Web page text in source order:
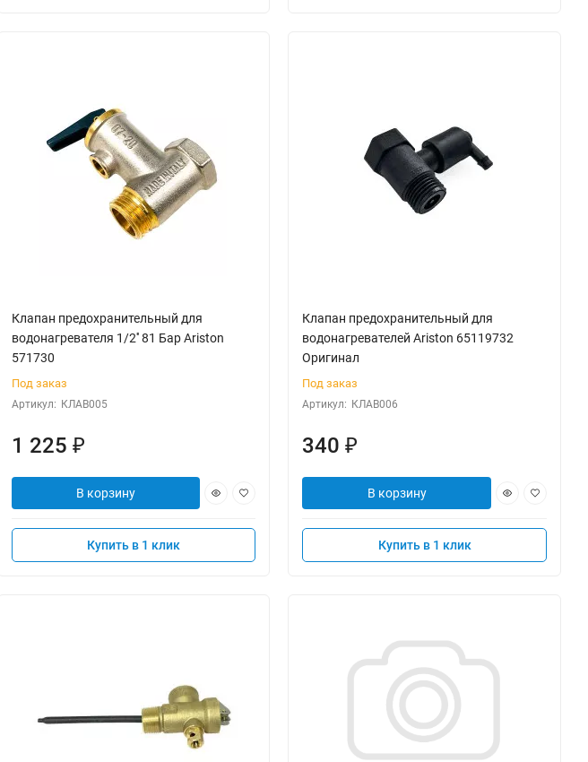
Клапан предохранительный для
водонагревателя 1/2'' 81 Бар Ariston
571730
Под заказ
Артикул: КЛАВ005
1 225 ₽
В корзину
Купить в 1 клик
Клапан предохранительный для
водонагревателей Ariston 65119732
Оригинал
Под заказ
Артикул: КЛАВ006
340₽
В корзину
Купить в 1 клик